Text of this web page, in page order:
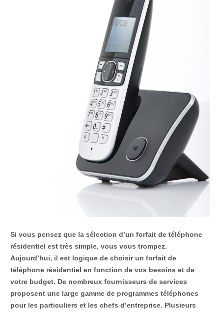
Si vous pensez que la sélection d’un forfait de téléphone
résidentiel est très simple, vous vous trompez.
Aujourd’hui, il est logique de choisir un forfait de
téléphone résidentiel en fonction de vos besoins et de
votre budget. De nombreux fournisseurs de services
proposent une large gamme de programmes téléphones
pour les particuliers et les chefs d’entreprise. Plusieurs